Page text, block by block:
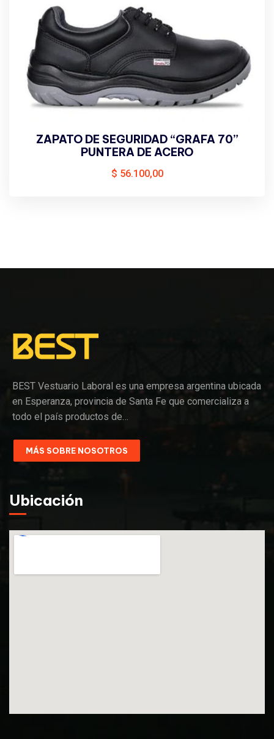
ZAPATO DE SEGURIDAD “GRAFA 70”
PUNTERA DE ACERO
$ 56.100,00
BEST Vestuario Laboral es una empresa argentina ubicada
en Esperanza, provincia de Santa Fe que comercializa a
todo el país productos de…
MÁS SOBRE NOSOTROS
Ubicación